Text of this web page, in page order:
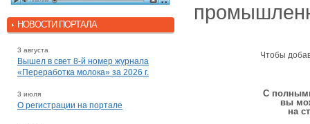
НОВОСТИ ПОРТАЛА
3 августа
Вышел в свет 8-й номер журнала
«Переработка молока» за 2026 г.
3 июля
О регистрации на портале
Чтобы
С
вы
на